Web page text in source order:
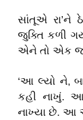
સાંતૂએ રા’ને
જુક્તિ કળી
એને તો એક
‘આ લ્યો ને,
કહી નાખું.
નાખ્યા છે. આ